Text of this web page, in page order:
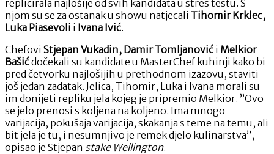
replicirala najlošije od svih kandidata u stres testu. S
njom su se za ostanak u showu natjecali Tihomir Krklec,
Luka Piasevoli i Ivana Ivić.
Chefovi Stjepan Vukadin, Damir Tomljanović i Melkior
Bašićdočekali su kandidate u MasterChef kuhinji kako bi
pred četvorku najlošijih u prethodnom izazovu, staviti
još jedan zadatak. Jelica, Tihomir, Luka i Ivana morali su
im donijeti repliku jela kojeg je pripremio Melkior. ”Ovo
se jelo prenosi s koljena na koljeno. Ima mnogo
varijacija, pokušaja varijacija, skakanja s teme na temu, ali
bit jela je tu, i nesumnjivo je remek djelo kulinarstva”,
opisao je Stjepan stake Wellington.